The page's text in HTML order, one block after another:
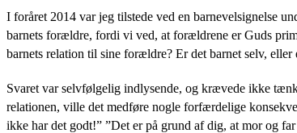
I foråret 2014 var jeg tilstede ved en barnevelsignelse
barnets forældre, fordi vi ved, at forældrene er Guds
barnets relation til sine forældre? Er det barnet selv,
Svaret var selvfølgelig indlysende, og krævede ikke
relationen, ville det medføre nogle forfærdelige
ikke har det godt!” ”Det er på grund af dig, at mor og